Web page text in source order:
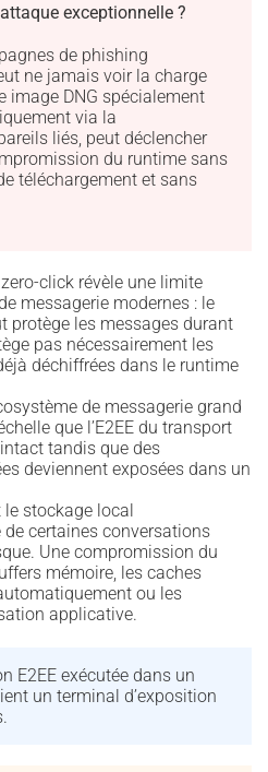
exceptionnelle ?
de phishing
ne jamais voir la charge
image DNG spécialement
via la
liés, peut déclencher
du runtime sans
téléchargement et sans
click révèle une limite
messagerie modernes : le
protège les messages durant
pas nécessairement les
déchiffrées dans le runtime
de messagerie grand
que l’E2EE du transport
tandis que des
deviennent exposées dans un
stockage local
certaines conversations
Une compromission du
mémoire, les caches
ou les
applicative.
E2EE exécutée dans un
un terminal d’exposition